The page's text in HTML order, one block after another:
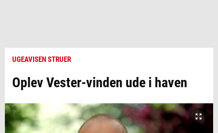
UGEAVISEN STRUER
Oplev Vester-vinden ude i haven